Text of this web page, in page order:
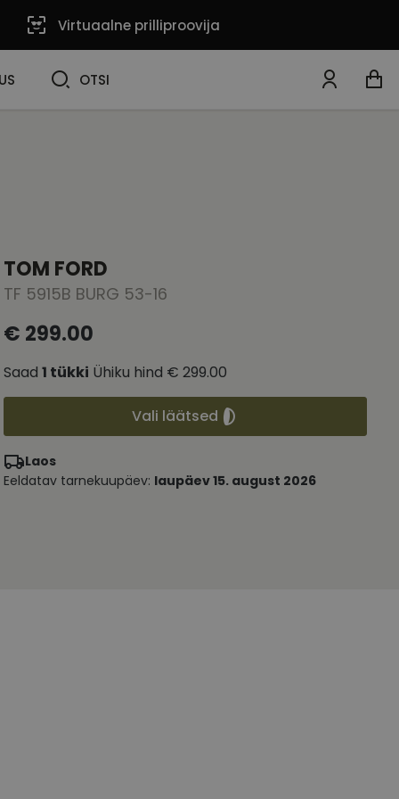
Virtuaalne prilliproovija
OTSI
TOM FORD
TF 5915B BURG 53-16
€ 299.00
Saad 1 tükki Ühiku hind € 299.00
Vali läätsed
Laos
Eeldatav tarnekuupäev: laupäev 15. august 2026